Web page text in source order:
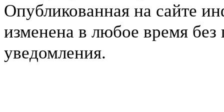
Опубликованная на сайте
изменена в любое время без
уведомления.